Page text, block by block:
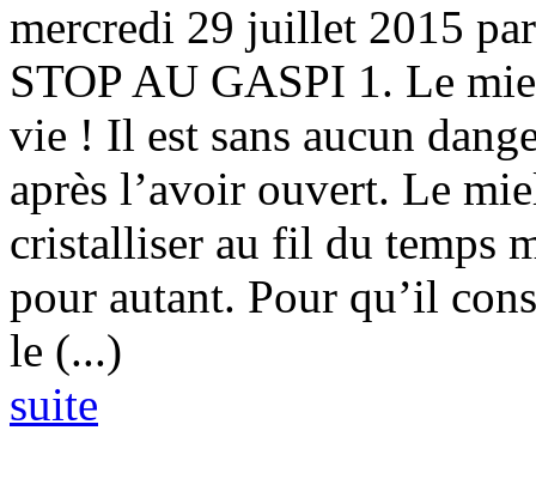
mercredi 29 juillet 2015
STOP AU GASPI 1. Le
vie ! Il est sans aucun
après l’avoir ouvert. Le
cristalliser au fil du temps
pour autant. Pour qu’il
le (...)
suite